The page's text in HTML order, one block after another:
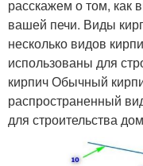
расскажем о том, как
вашей печи. Виды
несколько видов
использованы для
кирпич Обычный
распространенный
для строительства